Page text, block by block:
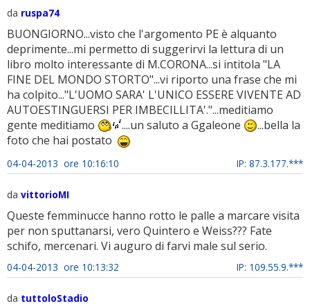
da ruspa74
BUONGIORNO...visto che l'argomento PE è alquanto
deprimente...mi permetto di suggerirvi la lettura di un
libro molto interessante di M.CORONA...si intitola "LA
FINE DEL MONDO STORTO"...vi riporto una frase che mi
ha colpito..."L'UOMO SARA' L'UNICO ESSERE VIVENTE AD
AUTOESTINGUERSI PER IMBECILLITA'."...meditiamo
gente meditiamo
....un saluto a Ggaleone
...bella la
foto che hai postato
04-04-2013 ore 10:16:10 IP: 87.3.177.***
da vittorioMI
Queste femminucce hanno rotto le palle a marcare visita
per non sputtanarsi, vero Quintero e Weiss??? Fate
schifo, mercenari. Vi auguro di farvi male sul serio.
04-04-2013 ore 10:13:32 IP: 109.55.9.***
da tuttoloStadio